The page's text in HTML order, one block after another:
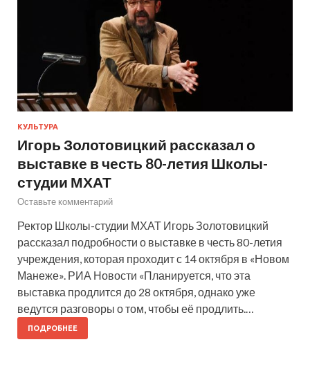
КУЛЬТУРА
Игорь Золотовицкий рассказал о
выставке в честь 80-летия Школы-
студии МХАТ
Оставьте комментарий
Ректор Школы-студии МХАТ Игорь Золотовицкий
рассказал подробности о выставке в честь 80-летия
учреждения, которая проходит с 14 октября в «Новом
Манеже». РИА Новости «Планируется, что эта
выставка продлится до 28 октября, однако уже
ведутся разговоры о том, чтобы её продлить.…
ПОДРОБНЕЕ